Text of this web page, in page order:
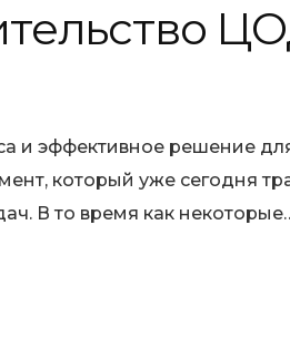
и эффективное решение
который уже сегодня
В то время как